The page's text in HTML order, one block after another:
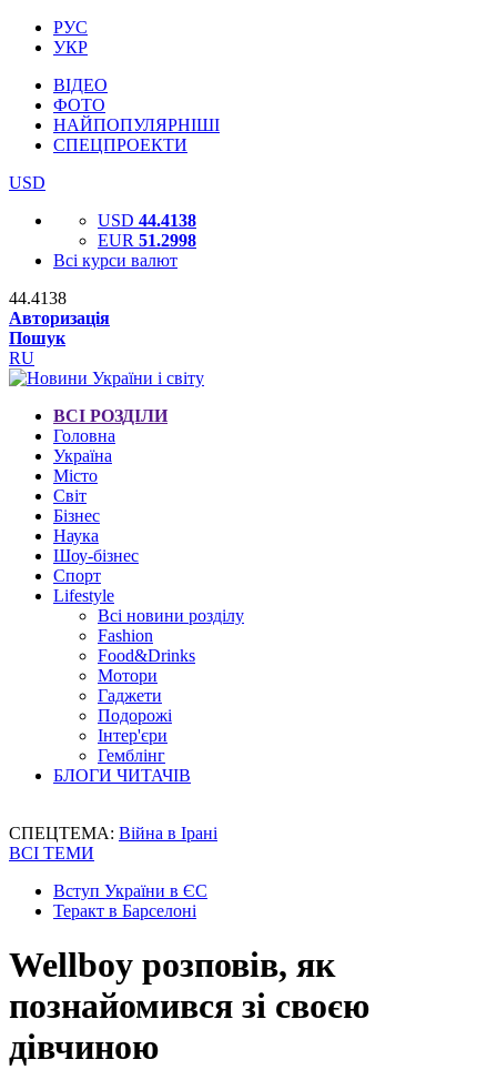
РУС
УКР
ВІДЕО
ФОТО
НАЙПОПУЛЯРНІШІ
СПЕЦПРОЕКТИ
USD
USD 44.4138
EUR 51.2998
Всі курси валют
44.4138
Авторизація
Пошук
RU
ВСІ РОЗДІЛИ
Головна
Україна
Місто
Світ
Бізнес
Наука
Шоу-бізнес
Спорт
Lifestyle
Всі новини розділу
Fashion
Food&Drinks
Мотори
Гаджети
Подорожі
Інтер'єри
Гемблінг
БЛОГИ ЧИТАЧІВ
СПЕЦТЕМА: Війна в Ірані
ВСІ ТЕМИ
Вступ України в ЄС
Теракт в Барселоні
Wellboy розповів, як
познайомився зі своєю
дівчиною